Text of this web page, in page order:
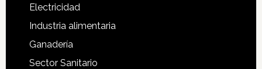
Electricidad
Industria alimentaria
Ganadería
Sector Sanitario